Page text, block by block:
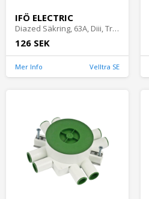
IFÖ ELECTRIC
Diazed Säkring, 63A, Diii, Trög Smältpropp, Koppar, IFÖ Electric 2011132
126 SEK
Mer Info Velltra SE